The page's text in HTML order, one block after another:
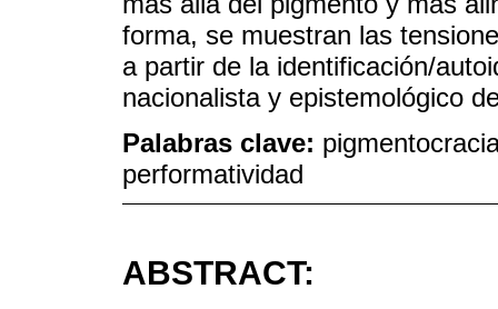
forma, se muestran las
a partir de la identificación/
nacionalista y epistemológico
Palabras clave:
performatividad
ABSTRACT: